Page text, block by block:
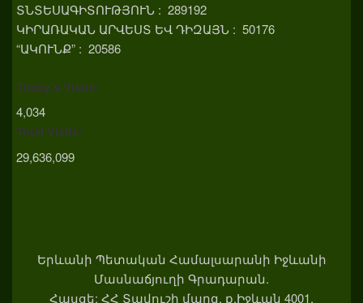
ՏՆՏԵՍԱԳԻՏՈՒԹՅՈՒՆ : 289192
ԿԻՐԱՌԱԿԱՆ ԱՐՎԵՍՏ ԵՎ ԴԻԶԱՅՆ : 50176
“ԱԿՈՒՆՔ” : 20586
Today's Visits:
4,034
Total Visits:
29,636,099
Երևանի Պետական Համալսարանի Իջևանի
Մասնաճյուղի Գրադարան.
Հասցե: ՀՀ Տավուշի մարզ, ք.Իջևան 4001,